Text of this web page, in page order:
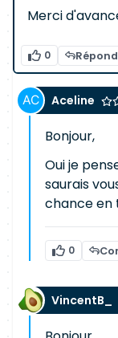
Merci
0
Aceline
Bonjour,
Oui je
saurais
chance en
0
VincentB_